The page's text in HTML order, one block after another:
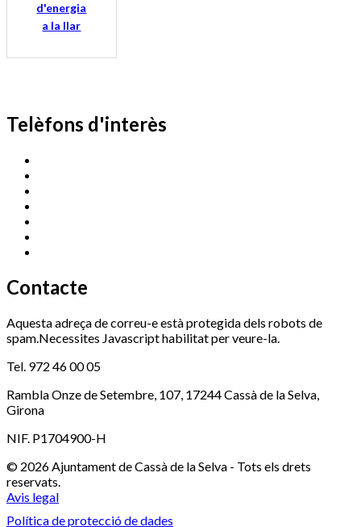
d'energia
a la llar
Telèfons d'interès
Contacte
Aquesta adreça de correu-e està protegida dels robots de
spam.Necessites Javascript habilitat per veure-la.
Tel. 972 46 00 05
Rambla Onze de Setembre, 107, 17244 Cassà de la Selva,
Girona
NIF. P1704900-H
© 2026 Ajuntament de Cassà de la Selva - Tots els drets
reservats.
Avis legal
Política de protecció de dades